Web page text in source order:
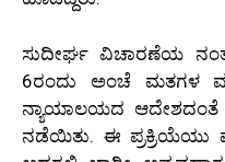
ಸುದೀರ್ಘ ವಿಚಾರಣೆಯ
6ರಂದು ಅಂಚೆ ಮತಗಳ
ನ್ಯಾಯಾಲಯದ
ನಡೆಯಿತು. ಈ ಪ್ರಕ್ರಿಯೆಯು